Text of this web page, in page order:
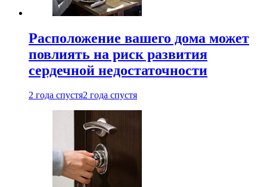
Расположение вашего дома может
повлиять на риск развития
сердечной недостаточности
2 года спустя2 года спустя